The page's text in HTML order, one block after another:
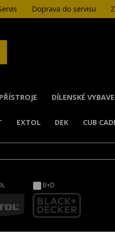
Doprava do servisu
DÍLENSKÉ
EXTOL DEK CUB
B+D